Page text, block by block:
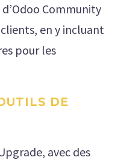
Community
en y incluant
pour les
DE
avec des